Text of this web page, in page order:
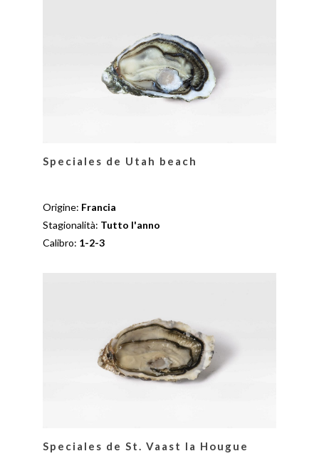
Speciales de Utah beach
Origine: Francia
Stagionalità: Tutto l'anno
Calibro: 1-2-3
Speciales de St. Vaast la Hougue